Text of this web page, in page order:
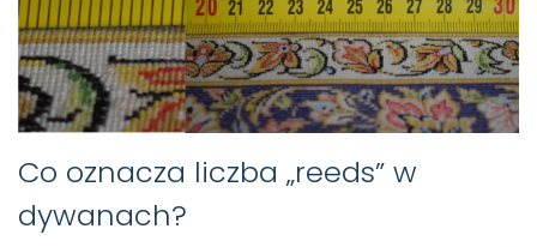
Co oznacza liczba „reeds” w
dywanach?